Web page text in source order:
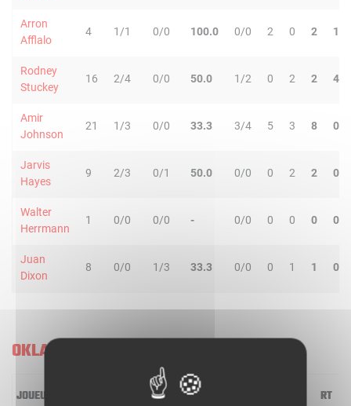
Arron
Afflalo
4 1/1 0/0 100.0 0/0 2 0 2 1
Rodney
Stuckey
16 2/4 0/0 50.0 1/2 0 2 2 4
Amir
Johnson
21 1/3 0/0 33.3 3/4 5 3 8 0
Jarvis
Hayes
9 2/3 0/1 50.0 0/0 0 2 2 0
Walter
Herrmann
1 0/0 0/0 - 0/0 0 0 0 0
Juan
Dixon
8 0/0 1/3 33.3 0/0 0 1 1 0
OKLAHOMA CITY THUNDER
JOUEUR 3R/3T TR/TT RT